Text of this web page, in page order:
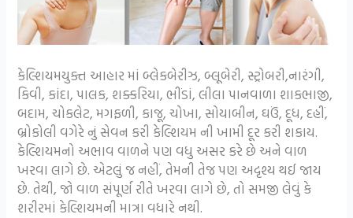
કેલ્શિયમયુક્ત આહાર માં બ્લેકબેરીઝ, બ્લૂબેરી, સ્ટ્રોબરી,નારંગી,
કિવી, કાંદા, પાલક, શક્કરિયા, ભીંડાં, લીલા પાનવાળા શાકભાજી,
બદામ, ચોકલેટ, મગફળી, કાજૂ, ચોખા, સોયાબીન, ઘઉં, દૂધ, દહીં,
બ્રોકોલી વગેરે નું સેવન કરી કેલ્શિયમ ની ખામી દૂર કરી શકાય.
કેલ્શિયમનો અભાવ વાળને પણ વધુ અસર કરે છે અને વાળ
ખરવા લાગે છે. એટલું જ નહીં, તેમની તેજ પણ અદૃશ્ય થઈ જાય
છે. તેથી, જો વાળ સંપૂર્ણ રીતે ખરવા લાગે છે, તો સમજી લેવું કે
શરીરમાં કેલ્શિયમની માત્રા વધારે નથી.